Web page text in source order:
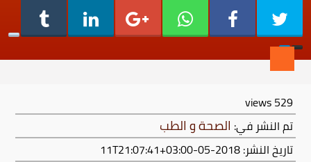
529
views
تم النشر في: الصحة و الطب
تاريخ النشر: 2018-05-11T21:07:41+03:00